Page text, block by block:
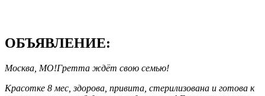
ОБЪЯВЛЕНИЕ:
Москва, МО!Гретта ждёт свою семью!
Красотке 8 мес, здорова, привита, стерилизована и готова к